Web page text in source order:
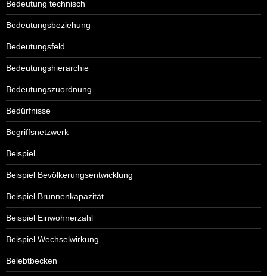
Bedeutung technisch
Bedeutungsbeziehung
Bedeutungsfeld
Bedeutungshierarchie
Bedeutungszuordnung
Bedürfnisse
Begriffsnetzwerk
Beispiel
Beispiel Bevölkerungsentwicklung
Beispiel Brunnenkapazität
Beispiel Einwohnerzahl
Beispiel Wechselwirkung
Belebtbecken